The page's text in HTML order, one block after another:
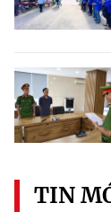
TIN